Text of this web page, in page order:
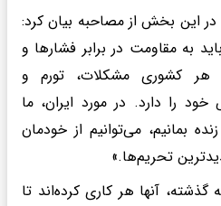
این بخش از مصاحبه بیان کرد:
به مقاومت در برابر فشارها و
هر کشوری مشکلات، تورم و
را دارد. در مورد ایران، ما
بمانیم، می‌توانیم از خودمان
تحریم‌ها.»
آنها هر کاری کرده‌اند تا